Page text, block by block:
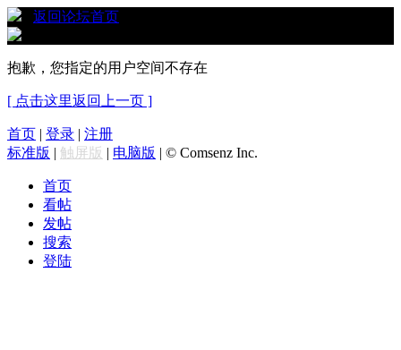
返回论坛首页
抱歉，您指定的用户空间不存在
[ 点击这里返回上一页 ]
首页 | 登录 | 注册
标准版 | 触屏版 | 电脑版 | © Comsenz Inc.
首页
看帖
发帖
搜索
登陆